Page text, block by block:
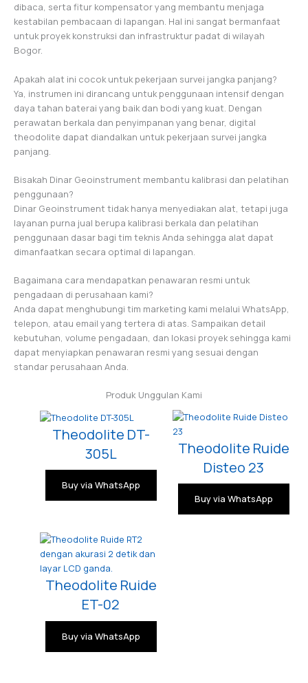
dibaca, serta fitur kompensator yang membantu menjaga
kestabilan pembacaan di lapangan. Hal ini sangat bermanfaat
untuk proyek konstruksi dan infrastruktur padat di wilayah
Bogor.
Apakah alat ini cocok untuk pekerjaan survei jangka panjang?
Ya, instrumen ini dirancang untuk penggunaan intensif dengan
daya tahan baterai yang baik dan bodi yang kuat. Dengan
perawatan berkala dan penyimpanan yang benar, digital
theodolite dapat diandalkan untuk pekerjaan survei jangka
panjang.
Bisakah Dinar Geoinstrument membantu kalibrasi dan pelatihan
penggunaan?
Dinar Geoinstrument tidak hanya menyediakan alat, tetapi juga
layanan purna jual berupa kalibrasi berkala dan pelatihan
penggunaan dasar bagi tim teknis Anda sehingga alat dapat
dimanfaatkan secara optimal di lapangan.
Bagaimana cara mendapatkan penawaran resmi untuk
pengadaan di perusahaan kami?
Anda dapat menghubungi tim marketing kami melalui WhatsApp,
telepon, atau email yang tertera di atas. Sampaikan detail
kebutuhan, volume pengadaan, dan lokasi proyek sehingga kami
dapat menyiapkan penawaran resmi yang sesuai dengan
standar perusahaan Anda.
Produk Unggulan Kami
Theodolite DT-
305L
Buy via WhatsApp
Theodolite Ruide
Disteo 23
Buy via WhatsApp
Theodolite Ruide
ET-02
Buy via WhatsApp